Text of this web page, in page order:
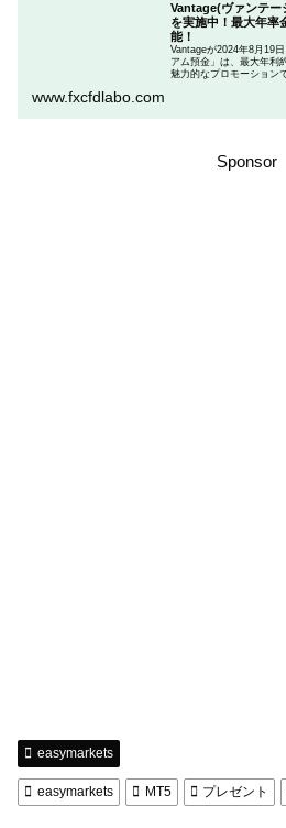
Vantage(ヴァンテー
を実施中！最大年率
能！
Vantageが2024年8月19
アム預金」は、最大年利
魅力的なプロモーション
「Vプレミアム預金」を
www.fxcfdlabo.com
Sponsor
easymarkets
easymarkets MT5 プレゼント